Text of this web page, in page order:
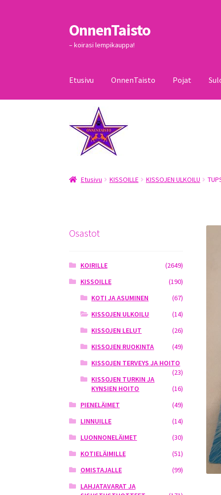
Siirry
navigointiin
Siirry
sisältöön
OnnenTaisto
– koirasi lempikauppa!
Etusivu OnnenTaisto Pojat
Kassa
Etusivu KISSOILLE KISSOJEN ULKOILU
Osastot
KOIRILLE
(2649)
KISSOILLE
(190)
KOTI JA ASUMINEN
(67)
KISSOJEN ULKOILU
(14)
KISSOJEN LELUT
(26)
KISSOJEN RUOKINTA
(49)
KISSOJEN TERVEYS JA HOITO
(23)
KISSOJEN TURKIN JA
KYNSIEN HOITO
(16)
PIENELÄIMET
(49)
LINNUILLE
(14)
LUONNONELÄIMET
(30)
KOTIELÄIMILLE
(51)
OMISTAJALLE
(99)
LAHJATAVARAT JA